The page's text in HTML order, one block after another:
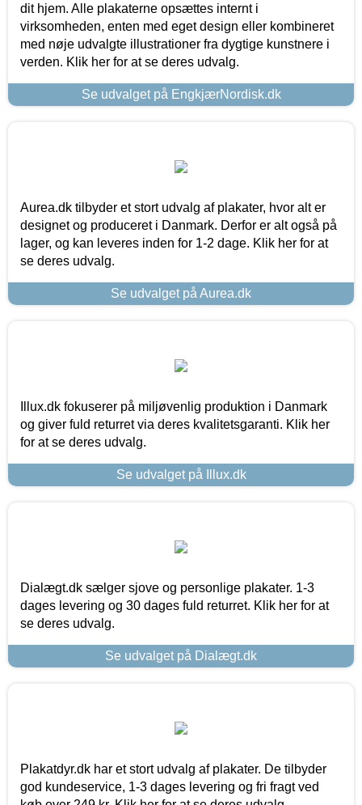
dit hjem. Alle plakaterne opsættes internt i
virksomheden, enten med eget design eller kombineret
med nøje udvalgte illustrationer fra dygtige kunstnere i
verden. Klik her for at se deres udvalg.
Se udvalget på EngkjærNordisk.dk
Aurea.dk tilbyder et stort udvalg af plakater, hvor alt er
designet og produceret i Danmark. Derfor er alt også på
lager, og kan leveres inden for 1-2 dage. Klik her for at
se deres udvalg.
Se udvalget på Aurea.dk
Illux.dk fokuserer på miljøvenlig produktion i Danmark
og giver fuld returret via deres kvalitetsgaranti. Klik her
for at se deres udvalg.
Se udvalget på Illux.dk
Dialægt.dk sælger sjove og personlige plakater. 1-3
dages levering og 30 dages fuld returret. Klik her for at
se deres udvalg.
Se udvalget på Dialægt.dk
Plakatdyr.dk har et stort udvalg af plakater. De tilbyder
god kundeservice, 1-3 dages levering og fri fragt ved